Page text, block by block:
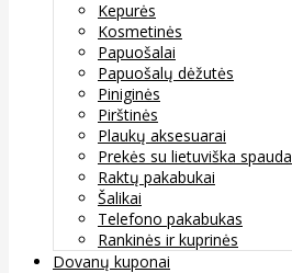
Kepurės
Kosmetinės
Papuošalai
Papuošalų dėžutės
Piniginės
Pirštinės
Plaukų aksesuarai
Prekės su lietuviška spauda
Raktų pakabukai
Šalikai
Telefono pakabukas
Rankinės ir kuprinės
Dovanų kuponai